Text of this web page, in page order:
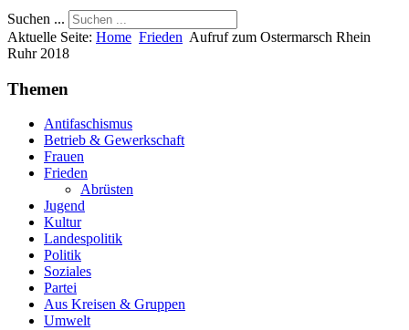
Suchen ...
Aktuelle Seite: Home Frieden Aufruf zum Ostermarsch Rhein
Ruhr 2018
Themen
Antifaschismus
Betrieb & Gewerkschaft
Frauen
Frieden
Abrüsten
Jugend
Kultur
Landespolitik
Politik
Soziales
Partei
Aus Kreisen & Gruppen
Umwelt